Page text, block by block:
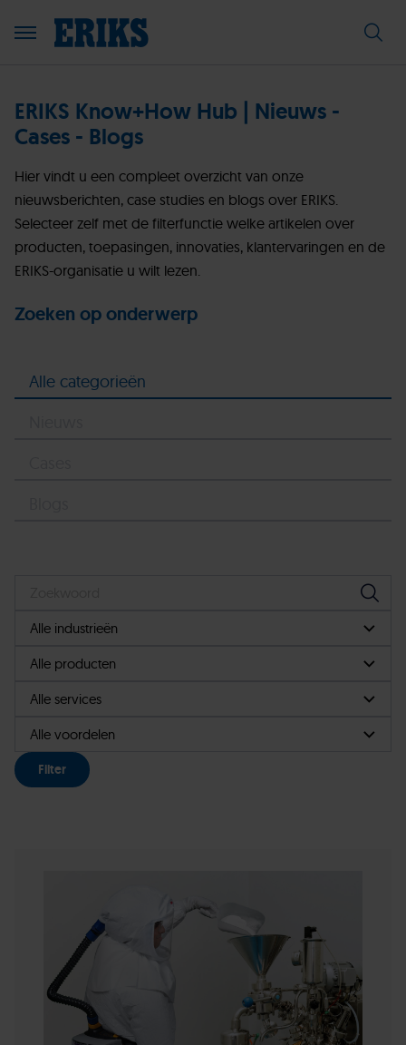
ERIKS Know+How Hub | Nieuws -
Cases - Blogs
Hier vindt u een compleet overzicht van onze
nieuwsberichten, case studies en blogs over ERIKS.
Selecteer zelf met de filterfunctie welke artikelen over
producten, toepasingen, innovaties, klantervaringen en de
ERIKS-organisatie u wilt lezen.
Zoeken op onderwerp
Alle categorieën